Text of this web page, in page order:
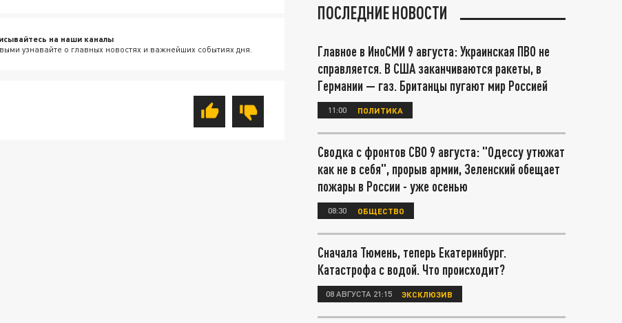
на наши каналы
узнавайте о главных новостях и важнейших событиях дня.
ПОСЛЕДНИЕ НОВОСТИ
Главное в ИноСМИ 9 августа: Украинская ПВО не
справляется. В США заканчиваются ракеты, в
Германии — газ. Британцы пугают мир Россией
11:00 ПОЛИТИКА
Сводка с фронтов СВО 9 августа: "Одессу утюжат
как не в себя", прорыв армии, Зеленский обещает
пожары в России - уже осенью
08:30 ОБЩЕСТВО
Сначала Тюмень, теперь Екатеринбург.
Катастрофа с водой. Что происходит?
08 АВГУСТА 21:15 ЭКСКЛЮЗИВ